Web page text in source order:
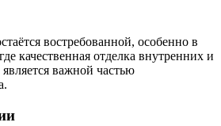
востребованной, особенно в
качественная отделка внутренних и
важной частью